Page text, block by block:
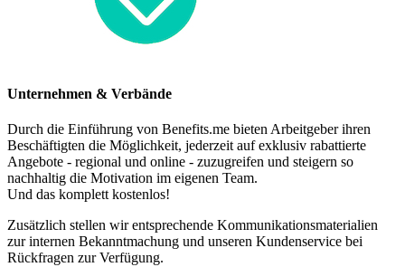
Unternehmen & Verbände
Durch die Einführung von Benefits.me bieten Arbeitgeber ihren
Beschäftigten die Möglichkeit, jederzeit auf exklusiv rabattierte
Angebote - regional und online - zuzugreifen und steigern so
nachhaltig die Motivation im eigenen Team.
Und das komplett kostenlos!
Zusätzlich stellen wir entsprechende Kommunikationsmaterialien
zur internen Bekanntmachung und unseren Kundenservice bei
Rückfragen zur Verfügung.